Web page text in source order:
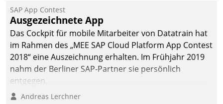
SAP App Contest
Ausgezeichnete App
Das Cockpit für mobile Mitarbeiter von Datatrain hat
im Rahmen des „MEE SAP Cloud Platform App Contest
2018“ eine Auszeichnung erhalten. Im Frühjahr 2019
nahm der Berliner SAP-Partner sie persönlich
entgegen.
Andreas Lerchner